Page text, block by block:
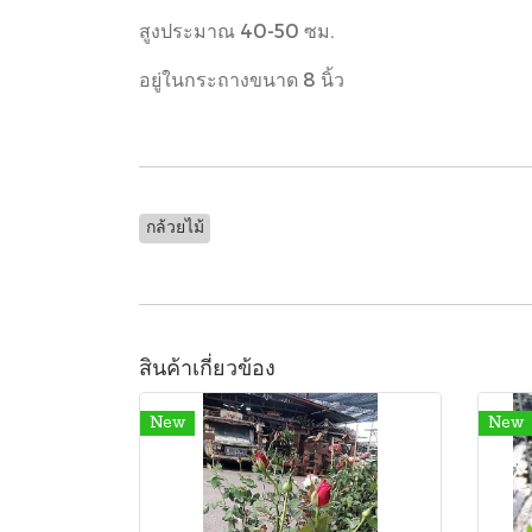
สูงประมาณ 40-50 ซม.
อยู่ในกระถางขนาด 8 นิ้ว
กล้วยไม้
สินค้าเกี่ยวข้อง
New New